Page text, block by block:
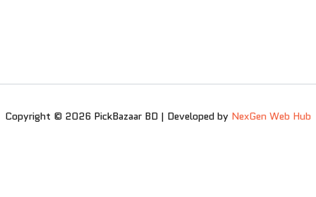
Copyright © 2026 PickBazaar BD | Developed by NexGen Web Hub